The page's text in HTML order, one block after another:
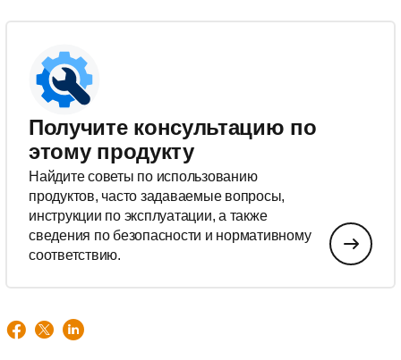
Получите консультацию по
этому продукту
Найдите советы по использованию
продуктов, часто задаваемые вопросы,
инструкции по эксплуатации, а также
сведения по безопасности и нормативному
соответствию.